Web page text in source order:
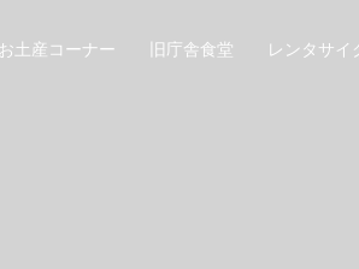
お土産コーナー 旧庁舎食堂 レンタサイ